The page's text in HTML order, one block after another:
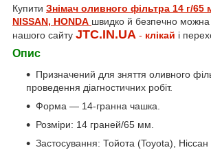
Купити Знімач оливного фільтра 14 г/65
NISSAN, HONDA швидко й безпечно можна
нашого сайту JTC.IN.UA - клікай і
Опис
Призначений для зняття оливного
проведення діагностичних робіт.
Форма — 14-гранна чашка.
Розміри: 14 граней/65 мм.
Застосування: Тойота (Toyota),